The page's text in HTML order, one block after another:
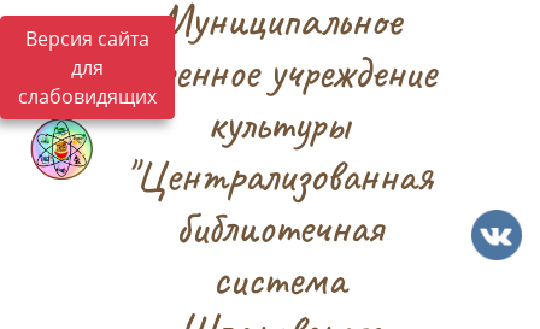
Версия сайта
для
слабовидящих
Муниципальное
казенное учреждение
культуры
"Централизованная
библиотечная
система